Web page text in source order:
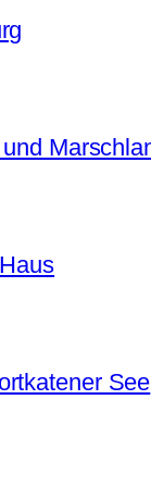
See